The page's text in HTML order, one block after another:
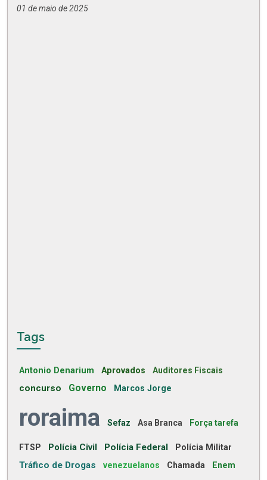
01 de maio de 2025
Tags
Antonio Denarium Aprovados Auditores Fiscais
concurso Governo Marcos Jorge
roraima Sefaz Asa Branca Força tarefa
FTSP Polícia Civil Polícia Federal Polícia Militar
Tráfico de Drogas venezuelanos Chamada Enem